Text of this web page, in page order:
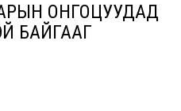
ОНГОЦУУДАД
БАЙГААГ